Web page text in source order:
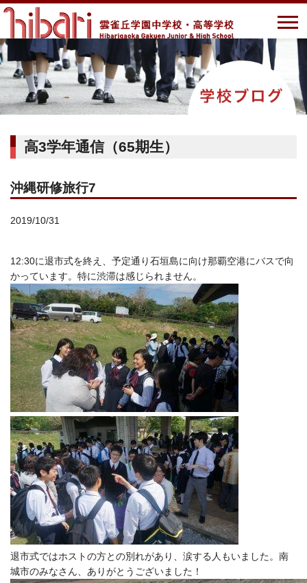
高3学年通信（65期生）
沖縄研修旅行7
2019/10/31
12:30に退市式を終え、予定通り石垣島に向け那覇空港にバスで向
かっています。特に渋滞は感じられません。
退市式ではホストの方との別れがあり、涙する人もいました。南
城市のみなさん、ありがとうございました！